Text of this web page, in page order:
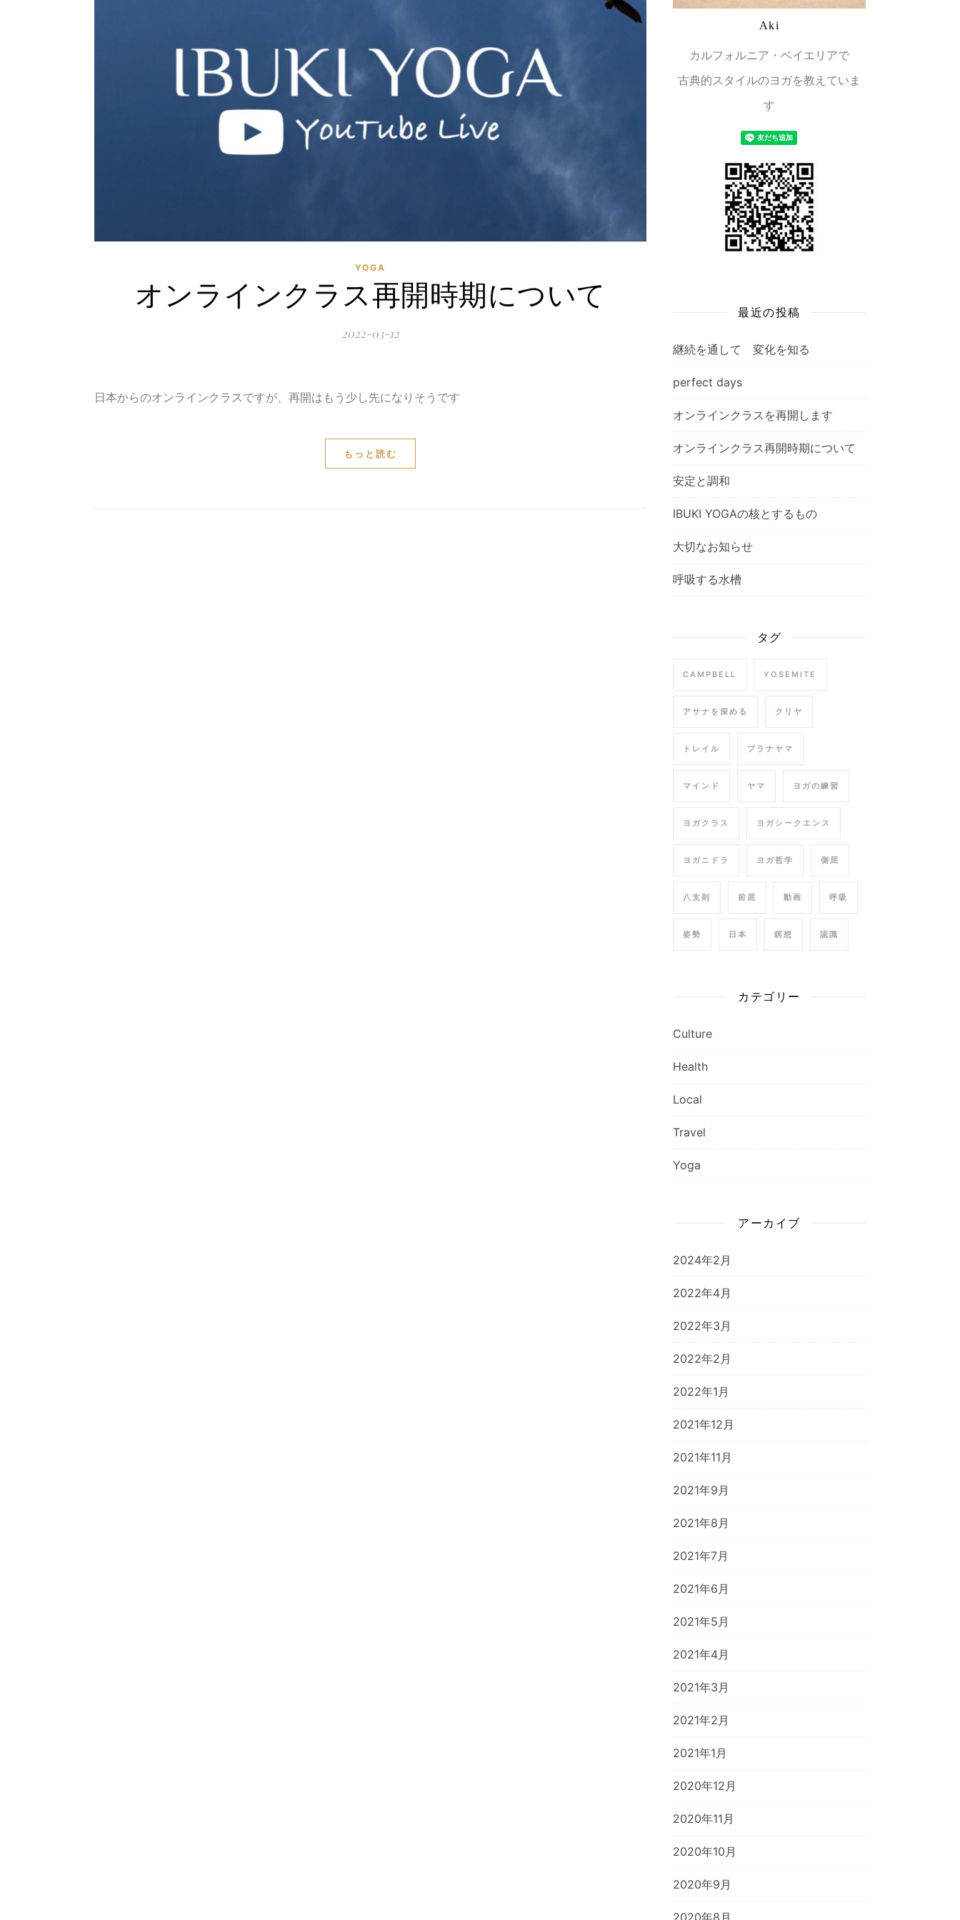
YOGA
オンラインクラス再開時期について
2022-03-12
日本からのオンラインクラスですが、再開はもう少し先になりそうです
もっと読む
Aki
カルフォルニア・ベイエリアで
古典的スタイルのヨガを教えていま
す
最近の投稿
継続を通して 変化を知る
perfect days
オンラインクラスを再開します
オンラインクラス再開時期について
安定と調和
IBUKI YOGAの核とするもの
大切なお知らせ
呼吸する水槽
タグ
CAMPBELL YOSEMITE
アサナを深める クリヤ
トレイル プラナヤマ
マインド ヤマ ヨガの練習
ヨガクラス ヨガシークエンス
ヨガニドラ ヨガ哲学 側屈
八支則 前屈 動画 呼吸
姿勢 日本 瞑想 認識
カテゴリー
Culture
Health
Local
Travel
Yoga
アーカイブ
2024年2月
2022年4月
2022年3月
2022年2月
2022年1月
2021年12月
2021年11月
2021年9月
2021年8月
2021年7月
2021年6月
2021年5月
2021年4月
2021年3月
2021年2月
2021年1月
2020年12月
2020年11月
2020年10月
2020年9月
2020年8月